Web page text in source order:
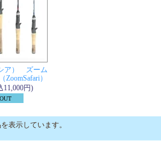
ア） ズーム
）
11,000円)
表示しています。